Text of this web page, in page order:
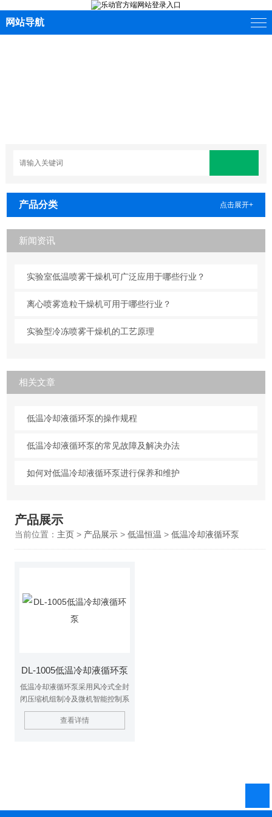
网站导航
产品分类 点击展开+
新闻资讯
实验室低温喷雾干燥机可广泛应用于哪些行业？
离心喷雾造粒干燥机可用于哪些行业？
实验型冷冻喷雾干燥机的工艺原理
相关文章
低温冷却液循环泵的操作规程
低温冷却液循环泵的常见故障及解决办法
如何对低温冷却液循环泵进行保养和维护
产品展示
当前位置： 主页> 产品展示> 低温恒温 > 低温冷却液循环泵
DL-1005低温冷却液循环泵
低温冷却液循环泵采用风冷式全封
闭压缩机组制冷及微机智能控制系
统,提供低温循环冷却水（液）流
或低温恒温水（液）流,以满足用
查看详情